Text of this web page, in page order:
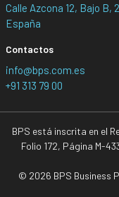
Calle Azcona 12, Bajo B,
España
Contactos
info@bps.com.es
+91 313 79 00
BPS está inscrita en el
Folio 172, Página M-
© 2026 BPS Business